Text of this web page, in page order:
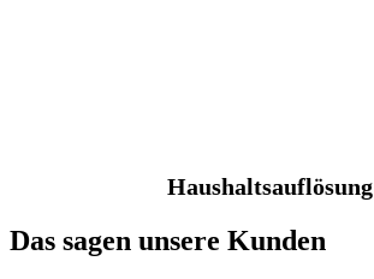
Haushaltsauflösung
Das sagen unsere Kunden